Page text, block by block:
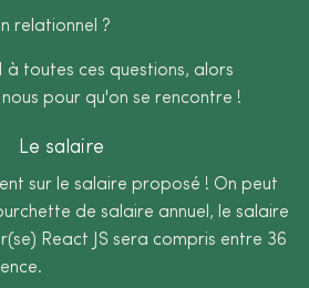
relationnel ?
à toutes ces questions, alors
pour qu'on se rencontre !
Le salaire
sur le salaire proposé ! On peut
de salaire annuel, le salaire
React JS sera compris entre 36